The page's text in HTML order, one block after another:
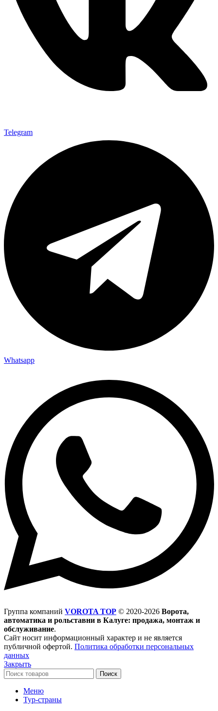
Telegram
Whatsapp
Группа компаний VOROTA TOP © 2020-2026 Ворота,
автоматика и рольставни в Калуге: продажа, монтаж и
обслуживание.
Сайт носит информационный характер и не является
публичной офертой. Политика обработки персональных
данных
Закрыть
Поиск
Меню
Тур-страны